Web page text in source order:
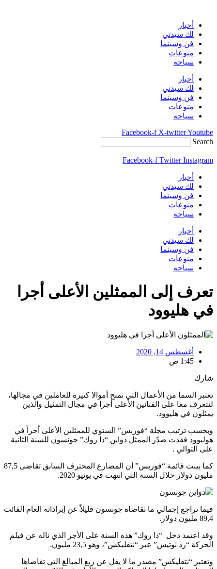
content أخبار
لك سيدتي
فن وسينما
منوعات
سياحه
أخبار
لك سيدتي
فن وسينما
منوعات
سياحه
Facebook-f X-twitterYoutube
Search
Facebook-f Twitter Instagram
أخبار
لك سيدتي
فن وسينما
منوعات
سياحه
أخبار
لك سيدتي
فن وسينما
منوعات
سياحه
تعرف إلى الممثلين الأعلى أجرا
في هليوود
أغسطس 14, 2020
1:45 ص
شارك
تعتبر السما من الأعمال التي تمنح أموالا كثيرة للعاملين في مجالها،
لنتعرف معا على الفنانين الأعلى أجرا في مجال التمثيل والذين
يمثلون في هليوود.
وبحسب ترتيب مجلة “فوربس” السنوي للممثلين الأعلى أجراً في
هوليوود فقدت صدّر الممثل دواين “ذا روك” جونسون للسنة الثانية
على التوالي .
كما بينت قائمة “فوربس” أن المصارع المحترف السابق تقاضى 87,5
مليون دولار خلال السنة التي انتهت في يونيو 2020.
فيما تراجع إجمالي ما تقاضاه جونسون قليلاً عن إيراداته العام الفائت
89,4 مليون دولار.
وقد اعتمد دخل “ذا روك” هذه السنة على الأجر الذي ناله عن فيلم
الحركة “رد نوتيس” عبر “نتفليكس”، وهو 23,5 مليون.
وتعتبر “نتفليكس” مصدر ما لا يقل عن ربع المبالغ التي تقاضاها